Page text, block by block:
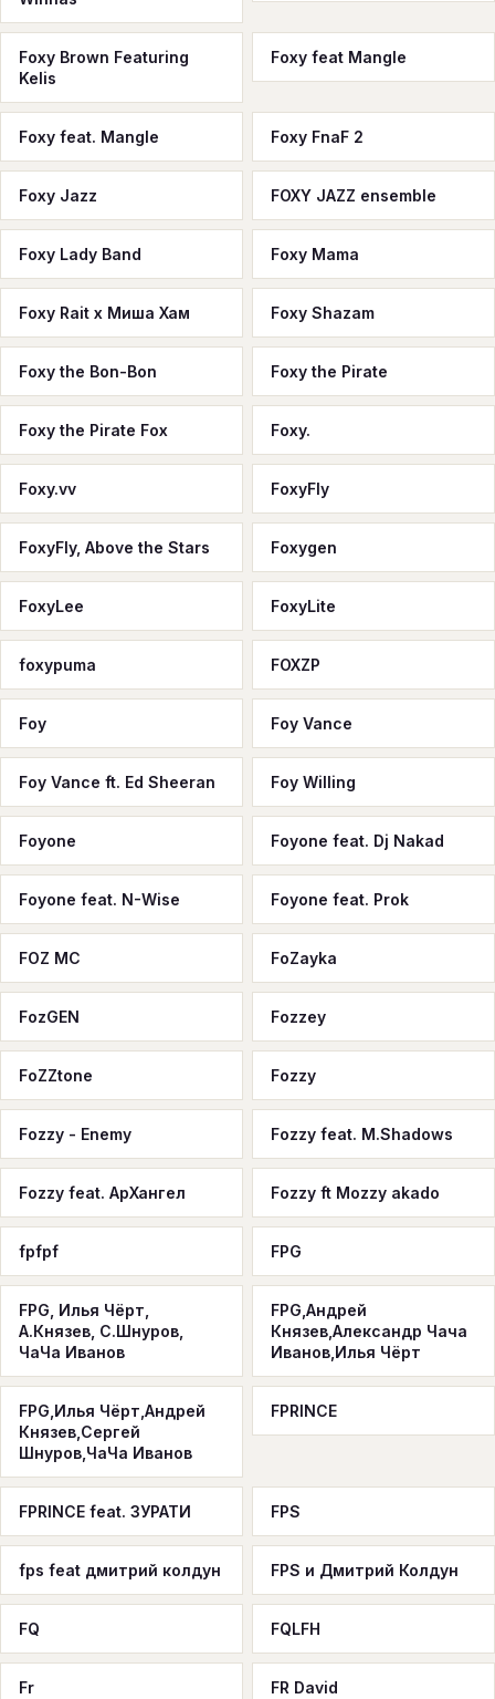
Foxy Brown Featuring
Kelis
Foxy feat Mangle
Foxy feat. Mangle Foxy FnaF 2
Foxy Jazz FOXY JAZZ ensemble
Foxy Lady Band Foxy Mama
Foxy Rait x Миша Хам Foxy Shazam
Foxy the Bon-Bon Foxy the Pirate
Foxy the Pirate Fox Foxy.
Foxy.vv FoxyFly
FoxyFly, Above the Stars Foxygen
FoxyLee FoxyLite
foxypuma FOXZP
Foy Foy Vance
Foy Vance ft. Ed Sheeran Foy Willing
Foyone Foyone feat. Dj Nakad
Foyone feat. N-Wise Foyone feat. Prok
FOZ MC FoZayka
FozGEN Fozzey
FoZZtone Fozzy
Fozzy - Enemy Fozzy feat. M.Shadows
Fozzy feat. АрХангел Fozzy ft Mozzy akado
fpfpf FPG
FPG, Илья Чёрт,
А.Князев, С.Шнуров,
ЧаЧа Иванов
FPG,Андрей
Князев,Александр Чача
Иванов,Илья Чёрт
FPG,Илья Чёрт,Андрей
Князев,Сергей
Шнуров,ЧаЧа Иванов
FPRINCE
FPRINCE feat. ЗУРАТИ FPS
fps feat дмитрий колдун FPS и Дмитрий Колдун
FQ FQLFH
Fr FR David